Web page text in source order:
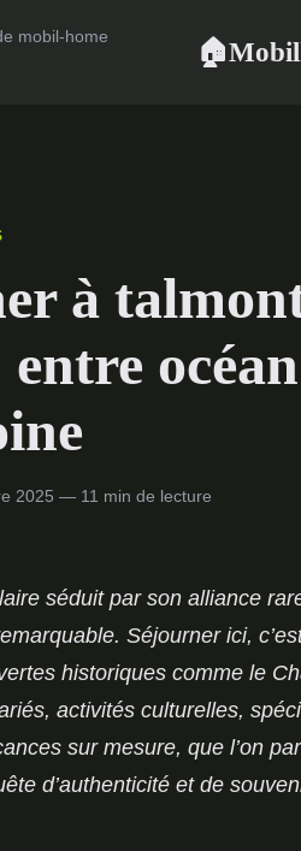
mobil-home
🏠
à
2025 — 11 min de lecture
séduit par son alliance
Séjourner ici,
historiques comme le
activités culturelles,
sur mesure, que l’on
d’authenticité et de